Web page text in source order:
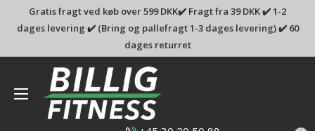
Gratis fragt ved køb over 599 DKK✔️ Fragt fra 39 DKK ✔️ 1-2
dages levering ✔️ (Bring og pallefragt 1-3 dages levering) ✔️ 60
dages returret
Billig-
fitness.dk